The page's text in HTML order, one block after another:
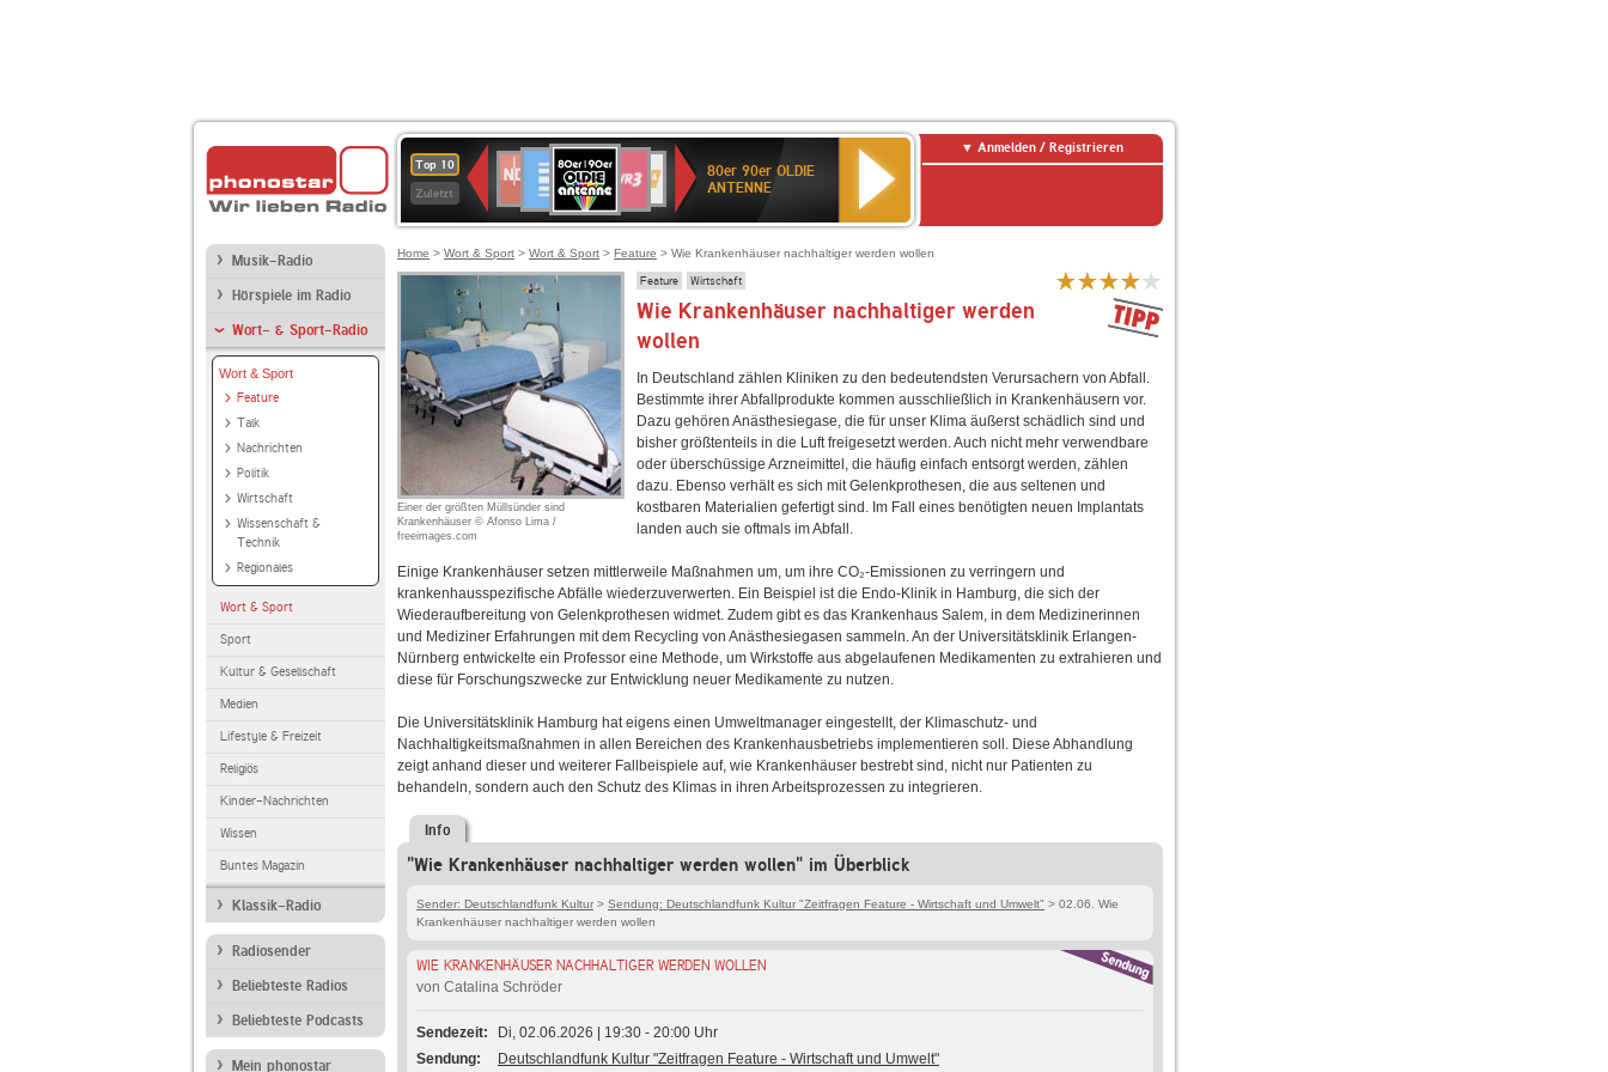
Top 10
Zuletzt
Deutschlandfunk
80er
90er
OLDIE
ANTENNE
SWR3
SWR
Kultur
NDR
2
80er 90er OLDIE
ANTENNE
Anmelden / Registrieren
Musik-Radio
Hörspiele im Radio
Wort- & Sport-Radio
Wort & Sport
Feature
Talk
Nachrichten
Politik
Wirtschaft
Wissenschaft &
Technik
Regionales
Wort & Sport
Sport
Kultur & Gesellschaft
Medien
Lifestyle & Freizeit
Religiös
Kinder-Nachrichten
Wissen
Buntes Magazin
Klassik-Radio
Radiosender
Beliebteste Radios
Beliebteste Podcasts
Mein phonostar
Home > Wort & Sport > Wort & Sport > Feature > Wie Krankenhäuser nachhaltiger werden wollen
Einer der größten Müllsünder sind
Krankenhäuser © Afonso Lima /
freeimages.com
Feature Wirtschaft
Wie Krankenhäuser nachhaltiger werden
wollen
In Deutschland zählen Kliniken zu den bedeutendsten Verursachern von Abfall.
Bestimmte ihrer Abfallprodukte kommen ausschließlich in Krankenhäusern vor.
Dazu gehören Anästhesiegase, die für unser Klima äußerst schädlich sind und
bisher größtenteils in die Luft freigesetzt werden. Auch nicht mehr verwendbare
oder überschüssige Arzneimittel, die häufig einfach entsorgt werden, zählen
dazu. Ebenso verhält es sich mit Gelenkprothesen, die aus seltenen und
kostbaren Materialien gefertigt sind. Im Fall eines benötigten neuen Implantats
landen auch sie oftmals im Abfall.
Einige Krankenhäuser setzen mittlerweile Maßnahmen um, um ihre CO₂-Emissionen zu verringern und
krankenhausspezifische Abfälle wiederzuverwerten. Ein Beispiel ist die Endo-Klinik in Hamburg, die sich der
Wiederaufbereitung von Gelenkprothesen widmet. Zudem gibt es das Krankenhaus Salem, in dem Medizinerinnen
und Mediziner Erfahrungen mit dem Recycling von Anästhesiegasen sammeln. An der Universitätsklinik Erlangen-
Nürnberg entwickelte ein Professor eine Methode, um Wirkstoffe aus abgelaufenen Medikamenten zu extrahieren und
diese für Forschungszwecke zur Entwicklung neuer Medikamente zu nutzen.
Die Universitätsklinik Hamburg hat eigens einen Umweltmanager eingestellt, der Klimaschutz- und
Nachhaltigkeitsmaßnahmen in allen Bereichen des Krankenhausbetriebs implementieren soll. Diese Abhandlung
zeigt anhand dieser und weiterer Fallbeispiele auf, wie Krankenhäuser bestrebt sind, nicht nur Patienten zu
behandeln, sondern auch den Schutz des Klimas in ihren Arbeitsprozessen zu integrieren.
Info
"Wie Krankenhäuser nachhaltiger werden wollen" im Überblick
Sender: Deutschlandfunk Kultur > Sendung: Deutschlandfunk Kultur "Zeitfragen Feature - Wirtschaft und Umwelt" > 02.06. Wie
Krankenhäuser nachhaltiger werden wollen
WIE KRANKENHÄUSER NACHHALTIGER WERDEN WOLLEN
von Catalina Schröder
Sendezeit
Di, 02.06.2026 | 19:30 - 20:00 Uhr
Sendung
Deutschlandfunk Kultur "Zeitfragen Feature - Wirtschaft und Umwelt"